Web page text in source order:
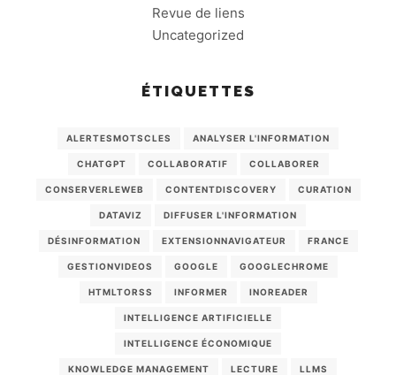
Revue de liens
Uncategorized
ÉTIQUETTES
ALERTESMOTSCLES ANALYSER L'INFORMATION
CHATGPT COLLABORATIF COLLABORER
CONSERVERLEWEB CONTENTDISCOVERY CURATION
DATAVIZ DIFFUSER L'INFORMATION
DÉSINFORMATION EXTENSIONNAVIGATEUR FRANCE
GESTIONVIDEOS GOOGLE GOOGLECHROME
HTMLTORSS INFORMER INOREADER
INTELLIGENCE ARTIFICIELLE
INTELLIGENCE ÉCONOMIQUE
KNOWLEDGE MANAGEMENT LECTURE LLMS